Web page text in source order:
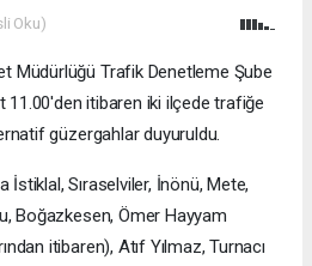
Oku)
Müdürlüğü Trafik Denetleme Şube
11.00'den itibaren iki ilçede trafiğe
güzergahlar duyuruldu.
Sıraselviler, İnönü, Mete,
Boğazkesen, Ömer Hayyam
itibaren), Atıf Yılmaz, Turnacı